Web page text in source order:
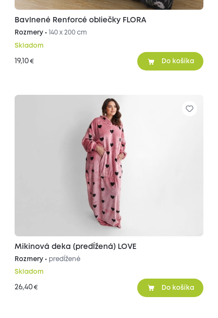
Bavlnené Renforcé obliečky FLORA
Rozmery • 140 x 200 cm
Skladom
19,10€ Do košíka
Mikinová deka (predĺžená) LOVE
Rozmery • predĺžené
Skladom
26,40€ Do košíka